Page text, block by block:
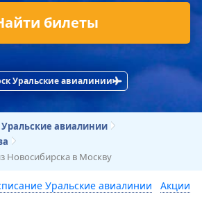
билеты
Уральские авиалинии
Уральские авиалинии
Новосибирска в Москву
Уральские авиалинии Акции